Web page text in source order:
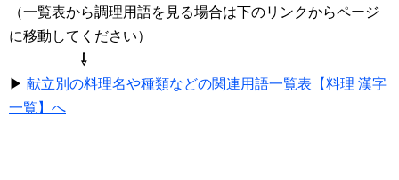
（一覧表から調理用語を見る場合は下のリンクからページ
に移動してください）
⇩
▶ 献立別の料理名や種類などの関連用語一覧表【料理 漢字
一覧】へ